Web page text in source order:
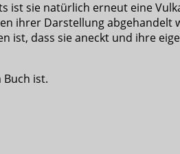
ist sie natürlich erneut eine
ihrer Darstellung
ist, dass sie aneckt und ihre
ist.